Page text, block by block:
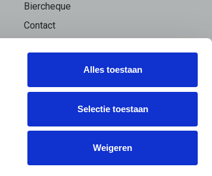
Alles toestaan
Selectie toestaan
Weigeren
Biercheque
Contact